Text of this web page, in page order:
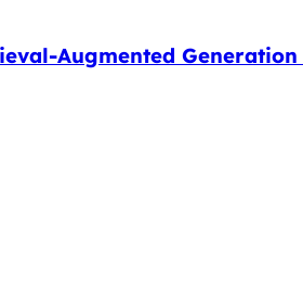
Augmented Generation